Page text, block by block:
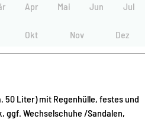
Apr Mai Jun Jul
Okt Nov Dez
Liter) mit Regenhülle, festes und
ggf. Wechselschuhe /Sandalen,